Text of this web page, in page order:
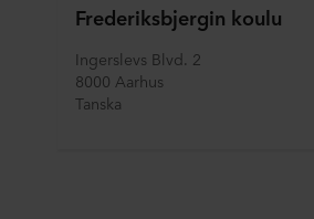
Frederiksbjergin koulu
Ingerslevs Blvd. 2
8000 Aarhus
Tanska